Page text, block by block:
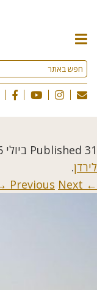
תפריט
האתר
Published 31 ביולי 2016
לירדן.
← Previous
Next →